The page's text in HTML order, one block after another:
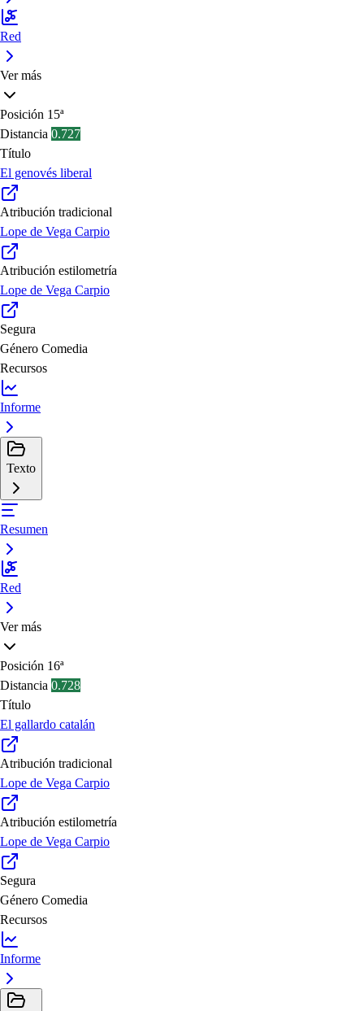
Red
Ver más
Posición 15ª
Distancia 0.727
Título
El genovés liberal
Atribución tradicional
Lope de Vega Carpio
Atribución estilometría
Lope de Vega Carpio
Segura
Género Comedia
Recursos
Informe
Texto
Resumen
Red
Ver más
Posición 16ª
Distancia 0.728
Título
El gallardo catalán
Atribución tradicional
Lope de Vega Carpio
Atribución estilometría
Lope de Vega Carpio
Segura
Género Comedia
Recursos
Informe